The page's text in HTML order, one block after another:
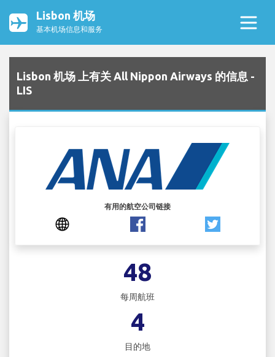
Lisbon 机场
基本机场信息和服务
Lisbon 机场 上有关 All Nippon Airways 的信息 -
LIS
有用的航空公司链接
48
每周航班
4
目的地